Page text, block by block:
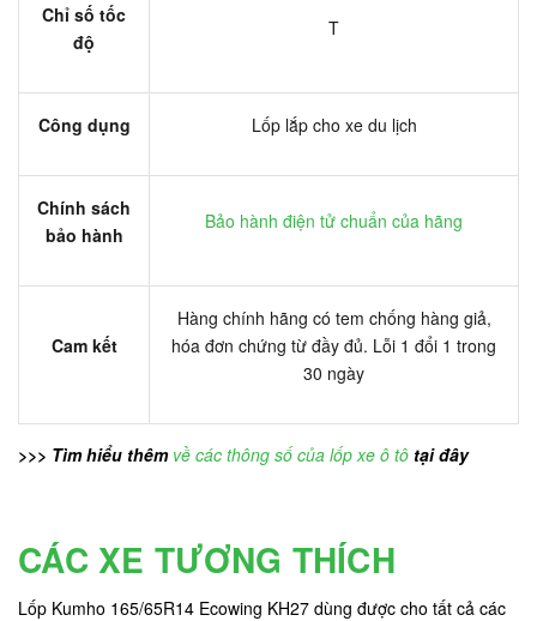
Chỉ số tốc
độ
T
Công dụng Lốp lắp cho xe du lịch
Chính sách
bảo hành
Bảo hành điện tử chuẩn của hãng
Cam kết
Hàng chính hãng có tem chống hàng giả,
hóa đơn chứng từ đầy đủ. Lỗi 1 đổi 1 trong
30 ngày
>>> Tìm hiểu thêm về các thông số của lốp xe ô tô tại đây
CÁC XE TƯƠNG THÍCH
Lốp Kumho 165/65R14 Ecowing KH27 dùng được cho tất cả các